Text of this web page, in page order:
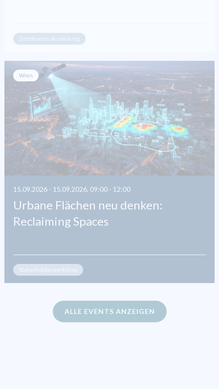
Zertifizierte Ausbildung
Wien
15.09.2026 - 15.09.2026, 09:00 - 12:00
Urbane Flächen neu denken:
Reclaiming Spaces
Stakerholderworkshop
ALLE EVENTS ANZEIGEN